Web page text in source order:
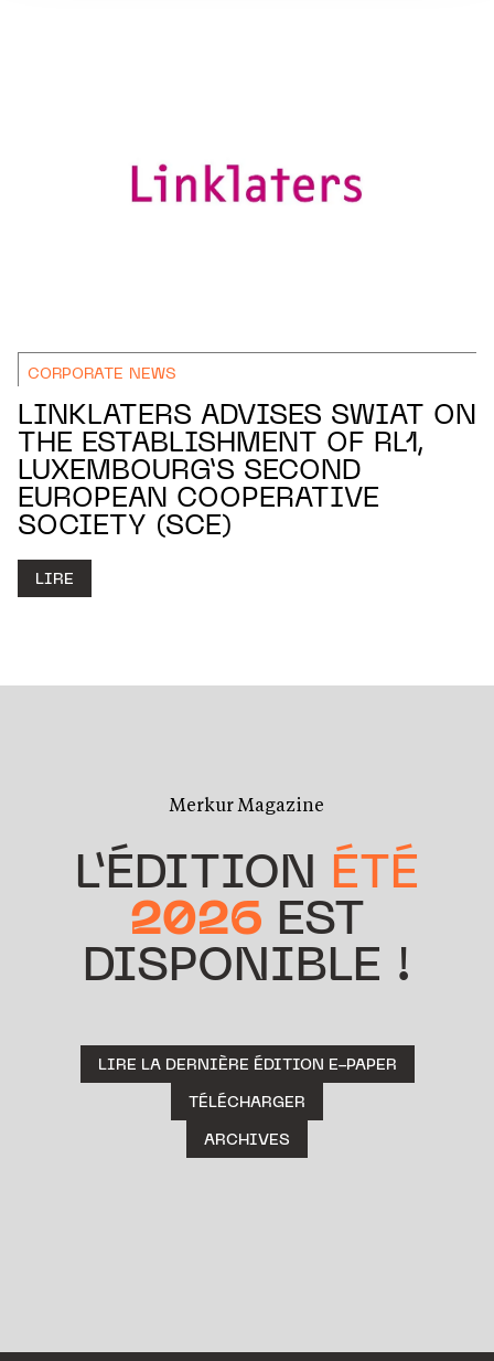
CORPORATE NEWS
LINKLATERS ADVISES SWIAT ON
THE ESTABLISHMENT OF RL1,
LUXEMBOURG’S SECOND
EUROPEAN COOPERATIVE
SOCIETY (SCE)
LIRE
Merkur Magazine
L’ÉDITION ÉTÉ
2026 EST
DISPONIBLE !
LIRE LA DERNIÈRE ÉDITION E-PAPER
TÉLÉCHARGER
ARCHIVES